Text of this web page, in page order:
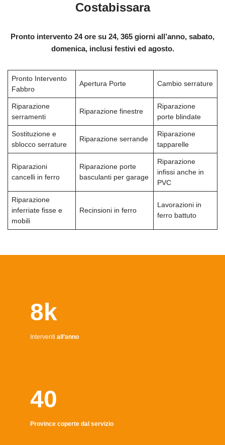
Costabissara
Pronto intervento 24 ore su 24, 365 giorni all’anno, sabato,
domenica, inclusi festivi ed agosto.
Pronto Intervento
Fabbro
Apertura Porte Cambio serrature
Riparazione
serramenti
Riparazione finestre
Riparazione
porte blindate
Sostituzione e
sblocco serrature
Riparazione serrande
Riparazione
tapparelle
Riparazioni
cancelli in ferro
Riparazione porte
basculanti per garage
Riparazione
infissi anche in
PVC
Riparazione
inferriate fisse e
mobili
Recinsioni in ferro
Lavorazioni in
ferro battuto
8k
Interventi all’anno
40
Province coperte dal servizio